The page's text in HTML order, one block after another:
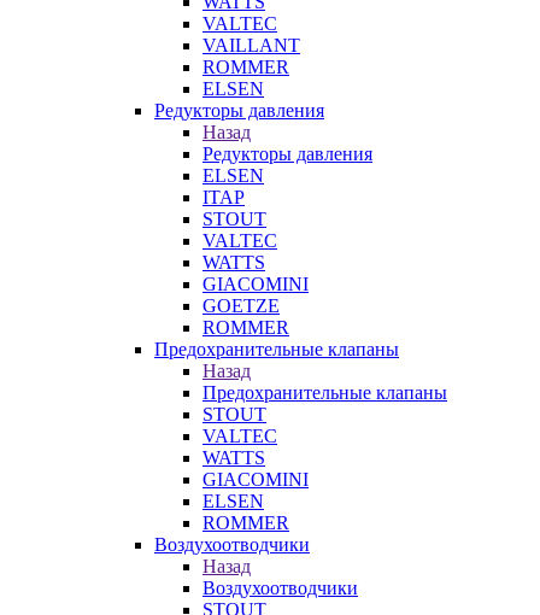
VALTEC
VAILLANT
ROMMER
ELSEN
Редукторы давления
Назад
Редукторы давления
ELSEN
ITAP
STOUT
VALTEC
WATTS
GIACOMINI
GOETZE
ROMMER
Предохранительные клапаны
Назад
Предохранительные клапаны
STOUT
VALTEC
WATTS
GIACOMINI
ELSEN
ROMMER
Воздухоотводчики
Назад
Воздухоотводчики
STOUT